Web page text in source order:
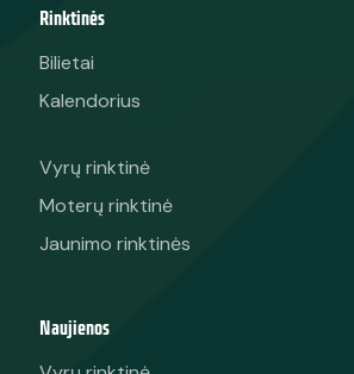
Rinktinės
Bilietai
Kalendorius
Vyrų rinktinė
Moterų rinktinė
Jaunimo rinktinės
Naujienos